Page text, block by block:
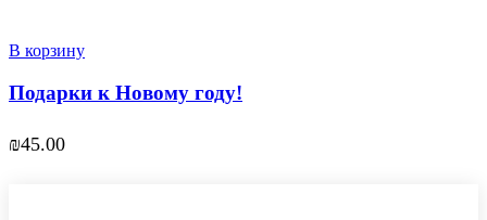
В корзину
Подарки к Новому году!
₪45.00